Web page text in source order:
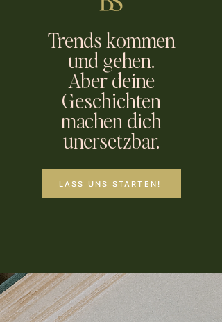
Trends kommen
und gehen.
Aber deine
Geschichten
machen dich
unersetzbar.
LASS UNS STARTEN!